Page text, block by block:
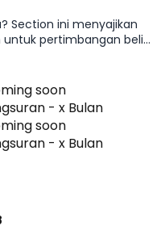
Section ini menyajikan
pertimbangan beli
B8 Premium, Denza B8
ingin cepat tahu
sebelum lanjut
kemampuan
soon
- x Bulan
soon
- x Bulan